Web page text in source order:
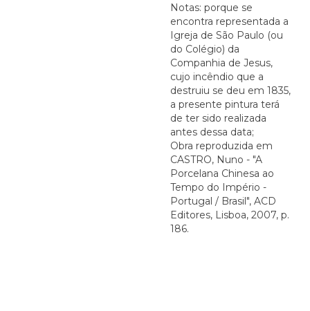
Notas: porque se
encontra representada a
Igreja de São Paulo (ou
do Colégio) da
Companhia de Jesus,
cujo incêndio que a
destruiu se deu em 1835,
a presente pintura terá
de ter sido realizada
antes dessa data;
Obra reproduzida em
CASTRO, Nuno - "A
Porcelana Chinesa ao
Tempo do Império -
Portugal / Brasil", ACD
Editores, Lisboa, 2007, p.
186.